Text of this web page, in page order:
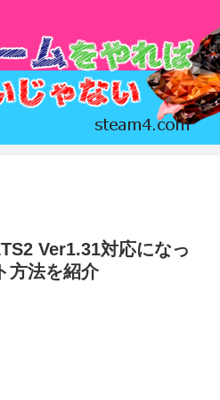
Ver1.31対応になっ
方法を紹介